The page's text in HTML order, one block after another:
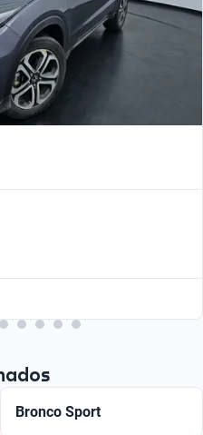
Bronco Sport